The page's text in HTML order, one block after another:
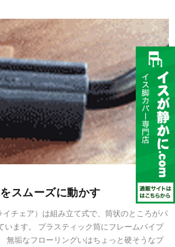
スムーズに動かす
イチェア）は組み立て式で、筒状のところがパ
います。 プラスティック筒にフレームパイプ
無垢なフローリングいはちょっと硬そうなプ